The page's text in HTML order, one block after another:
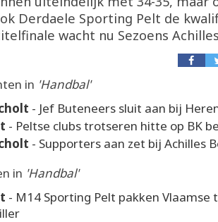
Derdaele Sporting Pelt de
wacht nu Sezoens
in 'Handbal'
- Jef Buteneers sluit aan bij
- Peltse clubs trotseren hitte op BK
- Supporters aan zet bij Achilles
in 'Handbal'
- M14 Sporting Pelt pakken Vlaamse